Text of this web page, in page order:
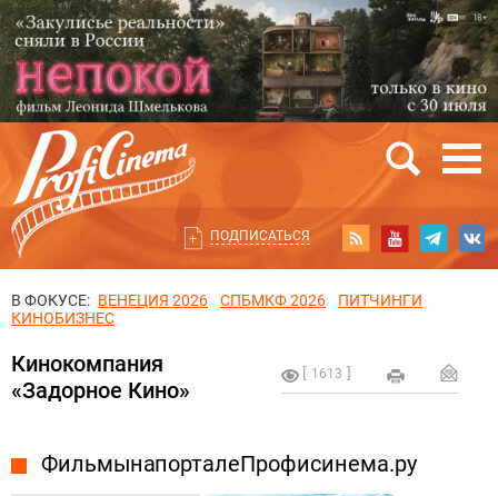
ПОДПИСАТЬСЯ
В ФОКУСЕ: ВЕНЕЦИЯ 2026 СПБМКФ 2026
ПИТЧИНГИ
КИНОБИЗНЕС
1613
Кинокомпания
«Задорное Кино»
Фильмы на портале Профисинема.ру